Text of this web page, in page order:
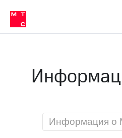
Медиа-центр
и акционерам
Устойчивое развитие
Комплаенс и деловая этика
компании
Карьера
в МТС
Руководство
в МТС
Пресс-
МТС
о технологиях
Информация о